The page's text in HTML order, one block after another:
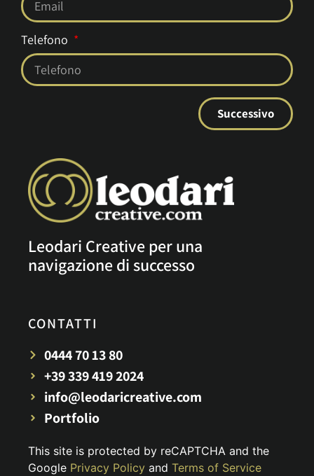
Telefono
Successivo
Leodari Creative per una
navigazione di successo
CONTATTI
0444 70 13 80
+39 339 419 2024
info@leodaricreative.com
Portfolio
This site is protected by reCAPTCHA and the
Google Privacy Policy and Terms of Service